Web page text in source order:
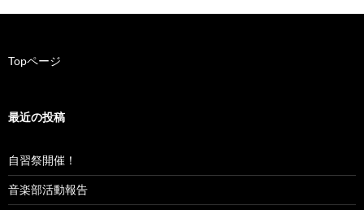
ゲ
シ
ン
Topページ
最近の投稿
自習祭開催！
音楽部活動報告